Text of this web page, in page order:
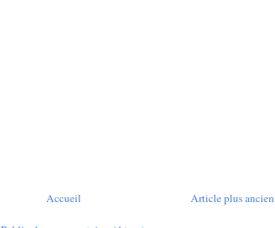
Article plus ancien
Accueil